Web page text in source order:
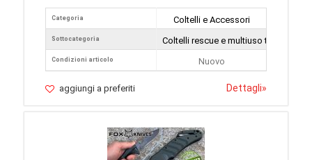
Categoria
Sottocategoria
Condizioni articolo
Coltelli e Accessori
Coltelli rescue e multiuso tattici
Nuovo
aggiungi a preferiti Dettagli»